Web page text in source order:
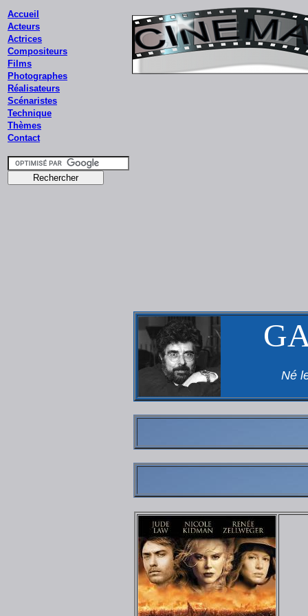
Accueil
Acteurs
Actrices
Compositeurs
Films
Photographes
Réalisateurs
Scénaristes
Technique
Thèmes
Contact
Né